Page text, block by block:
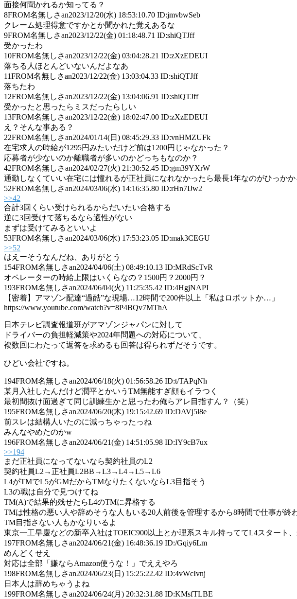
面接何聞かれるか知ってる？
8FROM名無しさan2023/12/20(水) 18:53:10.70 ID:jmvbwSeb
クレーム処理得意ですかとか聞かれた覚えあるな
9FROM名無しさan2023/12/22(金) 01:18:48.71 ID:shiQTJff
受かったわ
10FROM名無しさan2023/12/22(金) 03:04:28.21 ID:zXzEDEUI
落ちる人ほとんどいないんだよなあ
11FROM名無しさan2023/12/22(金) 13:03:04.33 ID:shiQTJff
落ちたわ
12FROM名無しさan2023/12/22(金) 13:04:06.91 ID:shiQTJff
受かったと思ったらミスだったらしい
13FROM名無しさan2023/12/22(金) 18:02:47.00 ID:zXzEDEUI
え？そんな事ある？
22FROM名無しさan2024/01/14(日) 08:45:29.33 ID:vnHMZUFk
在宅求人の時給が1295円みたいだけど前は1200円じゃなかった？
応募者が少ないのか離職者が多いのかどっちもなのか？
42FROM名無しさan2024/02/27(火) 21:30:52.45 ID:gm39YXrW
通勤しなくていい在宅には憧れるが正社員になれなかったら最長1年なのがひっかか
52FROM名無しさan2024/03/06(水) 14:16:35.80 ID:rHn7IJw2
>>42
合計3回くらい受けられるからだいたい合格する
逆に3回受けて落ちるなら適性がない
まずは受けてみるといいよ
53FROM名無しさan2024/03/06(水) 17:53:23.05 ID:mak3CEGU
>>52
はえーそうなんだね、ありがとう
154FROM名無しさan2024/04/06(土) 08:49:10.13 ID:MRdScTvR
オペレーターの時給上限はいくらなの？1500円？2000円？
193FROM名無しさan2024/06/04(火) 11:25:35.42 ID:4HgjNAPI
【密着】アマゾン配達“過酷”な現場…12時間で200件以上「私はロボットか…」
https://www.youtube.com/watch?v=8P4BQv7MThA
日本テレビ調査報道班がアマゾンジャパンに対して
ドライバーの負担軽減策や2024年問題への対応について、
複数回にわたって返答を求めるも回答は得られずだそうです。
ひどい会社ですね。
194FROM名無しさan2024/06/18(火) 01:56:58.26 ID:t/TAPqNh
某月入社したんだけど潤平とかいうTM無能すぎ顔もイラつく
最初間抜け面過ぎて同じ訓練生かと思ったわ俺らアレ目指すん？（笑）
195FROM名無しさan2024/06/20(木) 19:15:42.69 ID:DAVj5l8e
前スレは結構人いたのに減っちゃったっね
みんなやめたのかw
196FROM名無しさan2024/06/21(金) 14:51:05.98 ID:IY9cB7ux
>>194
まだ正社員になってないなら契約社員のL2
契約社員L2→正社員L2BB→L3→L4→L5→L6
L4がTMでL5がGMだからTMなりたくないならL3目指そう
L3の職は自分で見つけてね
TM(A)で結果的残せたらL4のTMに昇格する
TMは性格の悪い人や辞めそうな人もいる20人前後を管理するから8時間で仕事が終
TM目指さない人もかなりいるよ
東京一工早慶などの新卒入社はTOEIC900以上とか理系スキル持っててL4スタート
197FROM名無しさan2024/06/21(金) 16:48:36.19 ID:/Gqiy6Lm
めんどくせえ
対応は全部「嫌ならAmazon使うな！」でええやろ
198FROM名無しさan2024/06/23(日) 15:25:22.42 ID:4vWcIvnj
日本人は辞めちゃうよね
199FROM名無しさan2024/06/24(月) 20:32:31.88 ID:KMsfTLBE